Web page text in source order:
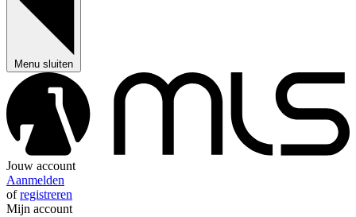
Menu sluiten
Jouw account
Aanmelden
ofregistreren
Mijn account